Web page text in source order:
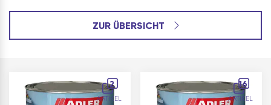
ZUR ÜBERSICHT
2
ARTIKEL
16
ARTIKEL